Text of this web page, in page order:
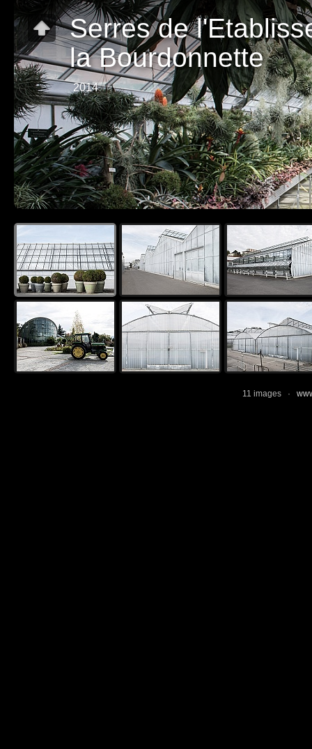
Serres de
la Bourdonnette
2014
11 images ·